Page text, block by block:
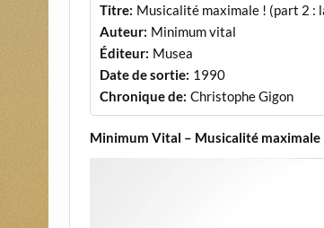
Titre: Musicalité maximale ! (part 2 :
Auteur: Minimum vital
Éditeur: Musea
Date de sortie: 1990
Chronique de: Christophe Gigon
Minimum Vital – Musicalité maximale